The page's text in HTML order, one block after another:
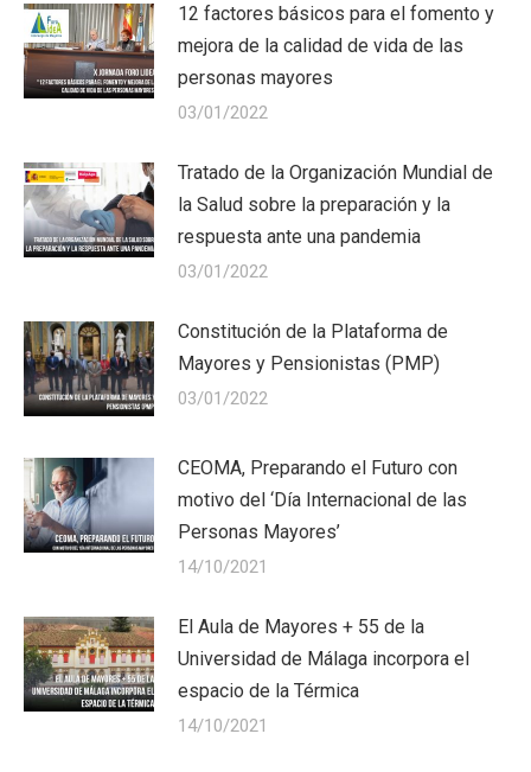
12 factores básicos para el fomento y
mejora de la calidad de vida de las
personas mayores
03/01/2022
Tratado de la Organización Mundial de
la Salud sobre la preparación y la
respuesta ante una pandemia
03/01/2022
Constitución de la Plataforma de
Mayores y Pensionistas (PMP)
03/01/2022
CEOMA, Preparando el Futuro con
motivo del ‘Día Internacional de las
Personas Mayores’
14/10/2021
El Aula de Mayores + 55 de la
Universidad de Málaga incorpora el
espacio de la Térmica
14/10/2021